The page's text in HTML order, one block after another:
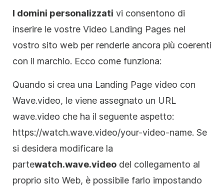
I domini personalizzati vi consentono di
inserire le vostre Video Landing Pages nel
vostro sito web per renderle ancora più coerenti
con il marchio. Ecco come funziona:
Quando si crea una Landing Page video con
Wave.video, le viene assegnato un URL
wave.video che ha il seguente aspetto:
https://watch.wave.video/your-video-name. Se
si desidera modificare la
partewatch.wave.video del collegamento al
proprio sito Web, è possibile farlo impostando